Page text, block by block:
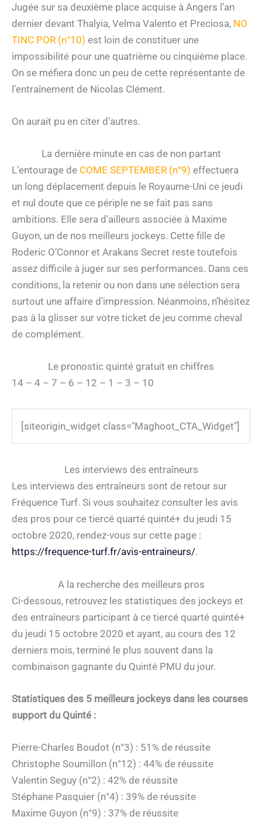
Jugée sur sa deuxième place acquise à Angers l’an
dernier devant Thalyia, Velma Valento et Preciosa, NO
TINC POR (n°10) est loin de constituer une
impossibilité pour une quatrième ou cinquième place.
On se méfiera donc un peu de cette représentante de
l’entraînement de Nicolas Clément.
On aurait pu en citer d’autres.
La dernière minute en cas de non partant
L’entourage de COME SEPTEMBER (n°9) effectuera
un long déplacement depuis le Royaume-Uni ce jeudi
et nul doute que ce périple ne se fait pas sans
ambitions. Elle sera d’ailleurs associée à Maxime
Guyon, un de nos meilleurs jockeys. Cette fille de
Roderic O’Connor et Arakans Secret reste toutefois
assez difficile à juger sur ses performances. Dans ces
conditions, la retenir ou non dans une sélection sera
surtout une affaire d’impression. Néanmoins, n’hésitez
pas à la glisser sur votre ticket de jeu comme cheval
de complément.
Le pronostic quinté gratuit en chiffres
14 – 4 – 7 – 6 – 12 – 1 – 3 – 10
[siteorigin_widget class="Maghoot_CTA_Widget"]
Les interviews des entraîneurs
Les interviews des entraîneurs sont de retour sur
Fréquence Turf. Si vous souhaitez consulter les avis
des pros pour ce tiercé quarté quinté+ du jeudi 15
octobre 2020, rendez-vous sur cette page :
https://frequence-turf.fr/avis-entraineurs/.
A la recherche des meilleurs pros
Ci-dessous, retrouvez les statistiques des jockeys et
des entraîneurs participant à ce tiercé quarté quinté+
du jeudi 15 octobre 2020 et ayant, au cours des 12
derniers mois, terminé le plus souvent dans la
combinaison gagnante du Quinté PMU du jour.
Statistiques des 5 meilleurs jockeys dans les courses
support du Quinté :
Pierre-Charles Boudot (n°3) : 51% de réussite
Christophe Soumillon (n°12) : 44% de réussite
Valentin Seguy (n°2) : 42% de réussite
Stéphane Pasquier (n°4) : 39% de réussite
Maxime Guyon (n°9) : 37% de réussite